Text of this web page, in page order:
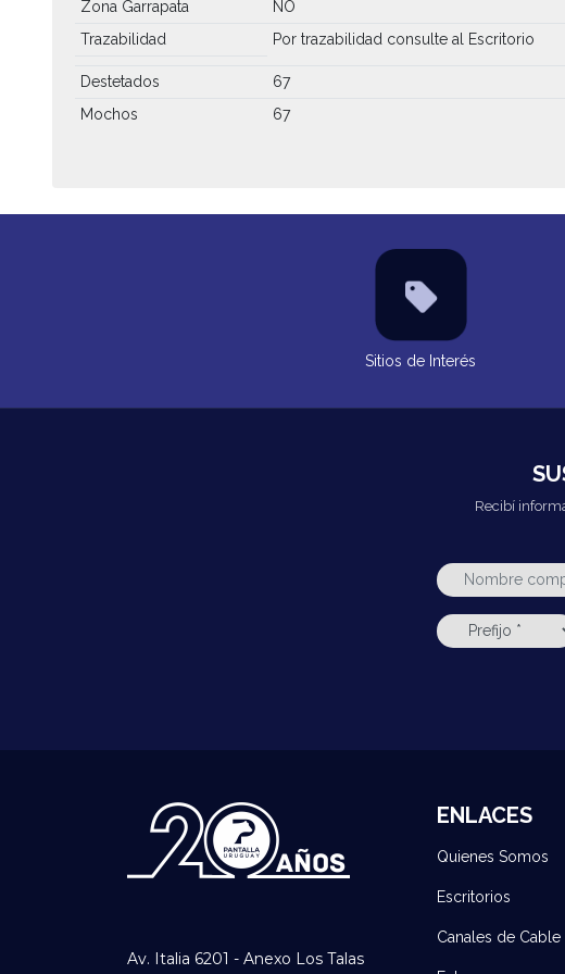
Zona Garrapata
NO
Trazabilidad
Por trazabilidad consulte al Escritorio
Destetados
67
Mochos
67
Sitios de Interés
Recibí
Av. Italia 6201 - Anexo Los Talas
ENLACES
Quienes Somos
Escritorios
Canales de Cable